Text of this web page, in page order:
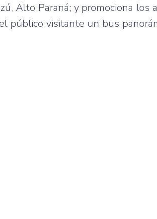
Alto Paraná; y promociona los
público visitante un bus